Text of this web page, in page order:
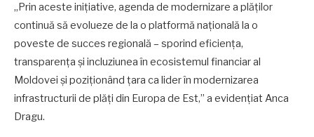
„Prin aceste inițiative, agenda de modernizare a plăților
continuă să evolueze de la o platformă națională la o
poveste de succes regională – sporind eficiența,
transparența și incluziunea în ecosistemul financiar al
Moldovei și poziționând țara ca lider în modernizarea
infrastructurii de plăți din Europa de Est,” a evidențiat Anca
Dragu.